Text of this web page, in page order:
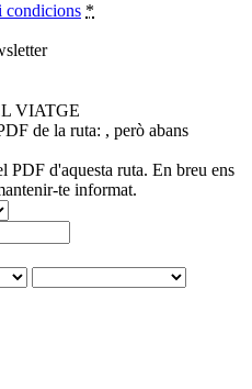
condicions *
VIATGE
de la ruta: , però abans
PDF d'aquesta ruta. En breu ens
te informat.